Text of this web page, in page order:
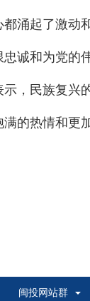
涌起了激动
诚和为党的
民族复兴的
的热情和更
闽投网站群